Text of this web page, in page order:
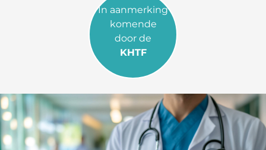
In aanmerking
komende
door de
KHTF